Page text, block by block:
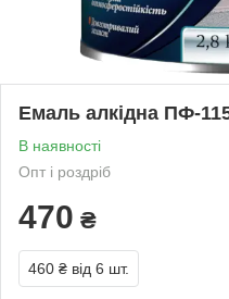
Емаль алкідна ПФ-
В наявності
Опт і роздріб
470 ₴
460 ₴ від 6 шт.